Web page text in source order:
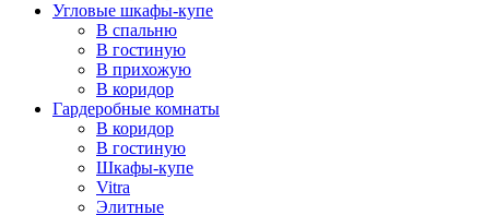
Угловые шкафы-купе
В спальню
В гостиную
В прихожую
В коридор
Гардеробные комнаты
В коридор
В гостиную
Шкафы-купе
Vitra
Элитные